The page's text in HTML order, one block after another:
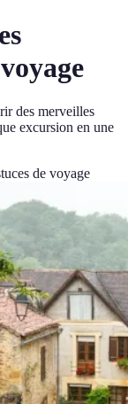
des merveilles
excursion en une
de voyage